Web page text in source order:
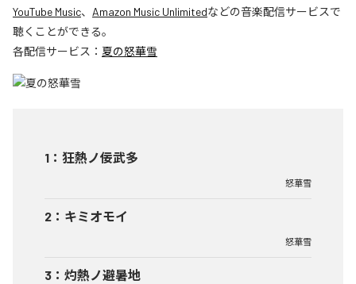
YouTube Music、 Amazon Music Unlimitedなどの音楽配信サービスで
聴くことができる。
各配信サービス： 夏の怒華雪
1 ： 狂熱ノ佞武多
怒華雪
2 ： キミオモイ
怒華雪
3 ： 灼熱ノ避暑地